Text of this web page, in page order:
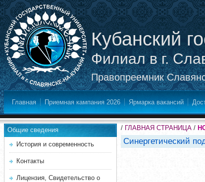
Кубанский
Филиал в г.
Правопреемник
Главная Приемная кампания 2026 Ярмарка вакансий
Общие сведения
История и современность
Контакты
Лицензия, Свидетельство о
/ ГЛАВНАЯ СТРАНИЦА /
Синергетический